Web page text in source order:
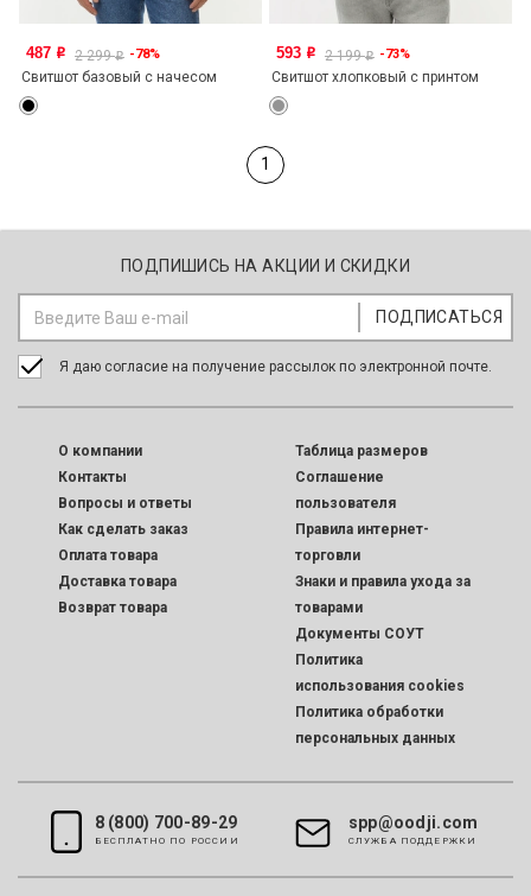
487 o 2 299o -78%
Свитшот базовый с начесом
593 o 2 199o -73%
Свитшот хлопковый с принтом
1
ПОДПИШИСЬ НА АКЦИИ И СКИДКИ
Я даю согласие на получение рассылок по электронной почте.
O компании
Контакты
Вопросы и ответы
Как сделать заказ
Оплата товара
Доставка товара
Возврат товара
Таблица размеров
Соглашение
пользователя
Правила интернет-
торговли
Знаки и правила ухода за
товарами
Документы СОУТ
Политика
использования cookies
Политика обработки
персональных данных
8 (800) 700-89-29
БЕСПЛАТНО ПО РОССИИ
spp@oodji.com
CЛУЖБА ПОДДЕРЖКИ